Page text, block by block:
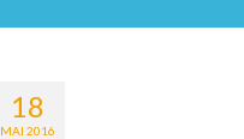
18
MAI 2016